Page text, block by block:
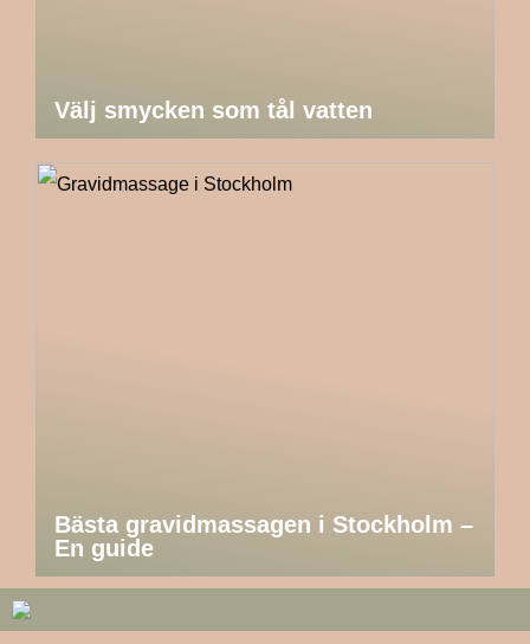
Välj smycken som tål vatten
Bästa gravidmassagen i Stockholm –
En guide